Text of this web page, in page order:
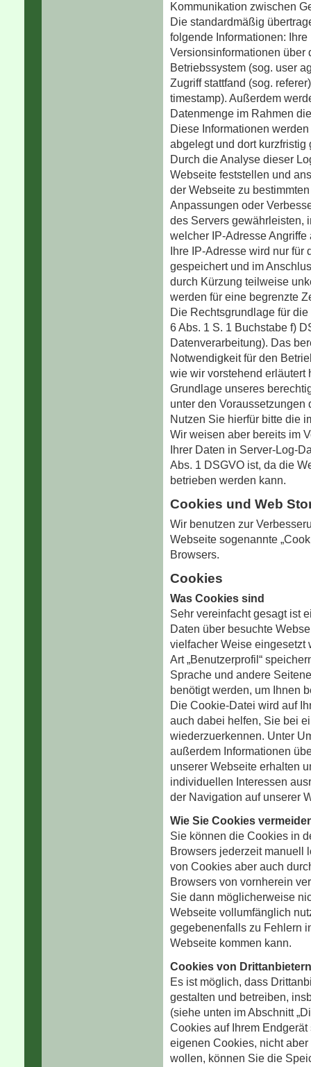
Kommunikation zwischen
Die standardmäßig
folgende Informationen:
Versionsinformationen über
Betriebssystem (sog. user
Zugriff stattfand (sog.
timestamp). Außerdem
Datenmenge im Rahmen
Diese Informationen
abgelegt und dort
Durch die Analyse dieser
Webseite feststellen und
der Webseite zu
Anpassungen oder
des Servers gewährleisten,
welcher IP-Adresse
Ihre IP-Adresse wird nur
gespeichert und im
durch Kürzung teilweise
werden für eine begrenzte
Die Rechtsgrundlage für
6 Abs. 1 S. 1 Buchstabe f)
Datenverarbeitung). Das
Notwendigkeit für den
wie wir vorstehend erläutert
Grundlage unseres
unter den Voraussetzungen
Nutzen Sie hierfür bitte die
Wir weisen aber bereits im
Ihrer Daten in Server-Log-
Abs. 1 DSGVO ist, da die
betrieben werden kann.
Cookies und Web
Wir benutzen zur
Webseite sogenannte
Browsers.
Cookies
Was Cookies sind
Sehr vereinfacht gesagt ist
Daten über besuchte
vielfacher Weise eingesetzt
Art „Benutzerprofil“
Sprache und andere
benötigt werden, um Ihnen
Die Cookie-Datei wird auf
auch dabei helfen, Sie bei
wiederzuerkennen. Unter
außerdem Informationen
unserer Webseite erhalten
individuellen Interessen
der Navigation auf unserer
Wie Sie Cookies
Sie können die Cookies in
Browsers jederzeit manuell
von Cookies aber auch
Browsers von vornherein
Sie dann möglicherweise
Webseite vollumfänglich
gegebenenfalls zu Fehlern
Webseite kommen kann.
Cookies von Drittanbietern
Es ist möglich, dass
gestalten und betreiben,
(siehe unten im Abschnitt
Cookies auf Ihrem
eigenen Cookies, nicht
wollen, können Sie die